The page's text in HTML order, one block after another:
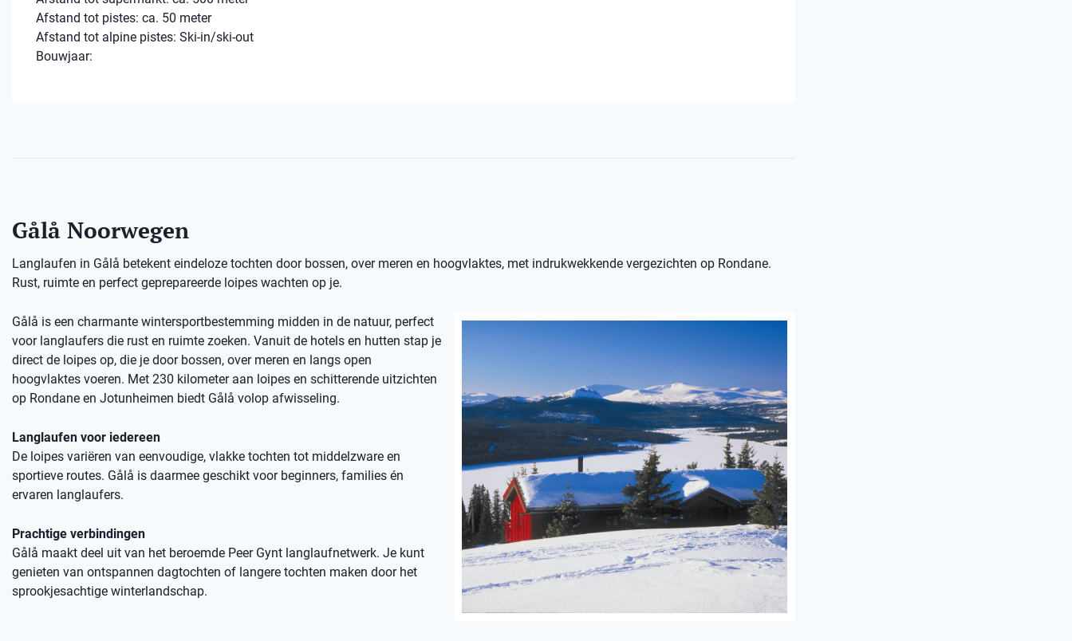
Afstand tot pistes: ca. 50 meter
Afstand tot alpine pistes: Ski-in/ski-out
Bouwjaar:
Gålå Noorwegen
Langlaufen in Gålå betekent eindeloze tochten door bossen, over meren en hoogvlaktes, met indrukwekkende vergezichten op Rondane.
Rust, ruimte en perfect geprepareerde loipes wachten op je.
Gålå is een charmante wintersportbestemming midden in de natuur, perfect
voor langlaufers die rust en ruimte zoeken. Vanuit de hotels en hutten stap je
direct de loipes op, die je door bossen, over meren en langs open
hoogvlaktes voeren. Met 230 kilometer aan loipes en schitterende uitzichten
op Rondane en Jotunheimen biedt Gålå volop afwisseling.
Langlaufen voor iedereen
De loipes variëren van eenvoudige, vlakke tochten tot middelzware en
sportieve routes. Gålå is daarmee geschikt voor beginners, families én
ervaren langlaufers.
Prachtige verbindingen
Gålå maakt deel uit van het beroemde Peer Gynt langlaufnetwerk. Je kunt
genieten van ontspannen dagtochten of langere tochten maken door het
sprookjesachtige winterlandschap.